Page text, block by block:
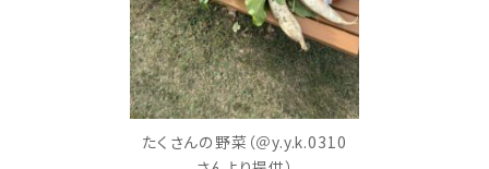
たくさんの野菜（＠y.y.k.0310